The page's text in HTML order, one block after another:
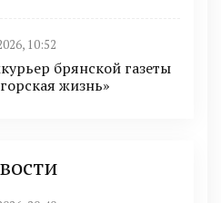
10:52
брянской газеты
жизнь»